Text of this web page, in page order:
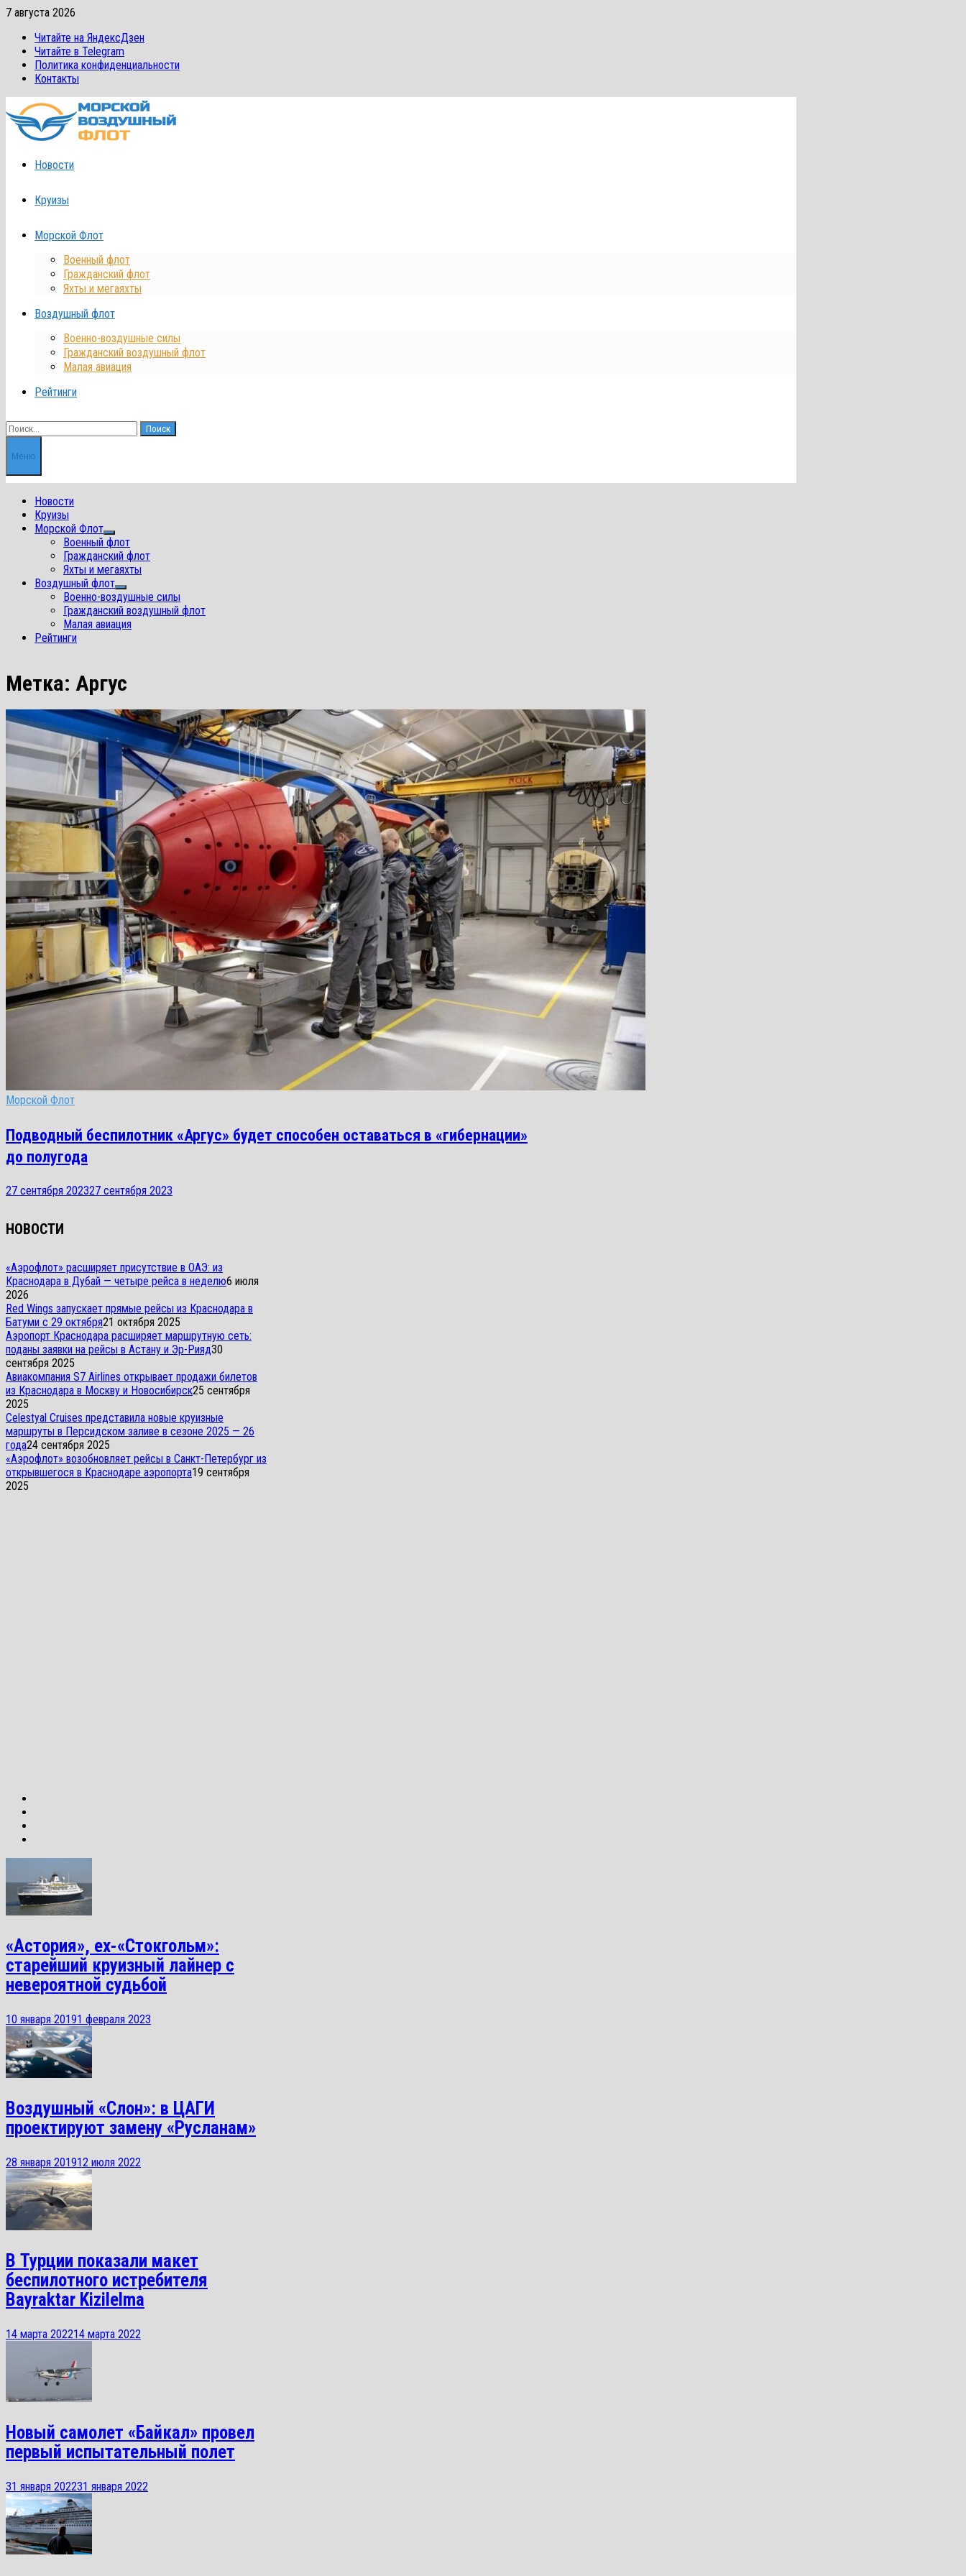
Перейти
содержимому
7 августа 2026
Читайте на ЯндексДзен
Читайте в Telegram
Политика конфиденциальности
Контакты
Новости
Круизы
Морской Флот
Военный флот
Гражданский флот
Яхты и мегаяхты
Воздушный флот
Военно-воздушные силы
Гражданский воздушный флот
Малая авиация
Рейтинги
Найти:
Меню
Новости
Круизы
Морской Флот
Показать
подменю
Военный флот
Гражданский флот
Яхты и мегаяхты
Воздушный флот
Показать
подменю
Военно-воздушные силы
Гражданский воздушный флот
Малая авиация
Рейтинги
Метка: Аргус
Морской Флот
Подводный беспилотник «Аргус» будет способен оставаться в «гибернации»
до полугода
27 сентября 202327 сентября 2023
НОВОСТИ
«Аэрофлот» расширяет присутствие в ОАЭ: из
Краснодара в Дубай — четыре рейса в неделю6 июля
2026
Red Wings запускает прямые рейсы из Краснодара в
Батуми с 29 октября21 октября 2025
Аэропорт Краснодара расширяет маршрутную сеть:
поданы заявки на рейсы в Астану и Эр-Рияд30
сентября 2025
Авиакомпания S7 Airlines открывает продажи билетов
из Краснодара в Москву и Новосибирск25 сентября
2025
Celestyal Cruises представила новые круизные
маршруты в Персидском заливе в сезоне 2025 — 26
года24 сентября 2025
«Аэрофлот» возобновляет рейсы в Санкт-Петербург из
открывшегося в Краснодаре аэропорта19 сентября
2025
«Астория», ex-«Стокгольм»:
старейший круизный лайнер с
невероятной судьбой
10 января 20191 февраля 2023
Воздушный «Слон»: в ЦАГИ
проектируют замену «Русланам»
28 января 201912 июля 2022
В Турции показали макет
беспилотного истребителя
Bayraktar Kizilelma
14 марта 202214 марта 2022
Новый самолет «Байкал» провел
первый испытательный полет
31 января 202231 января 2022